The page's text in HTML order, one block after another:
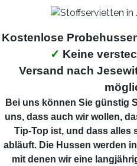
Kostenlose
✓ Keine
Versand nach
Bei uns können Sie günstig
uns, dass auch wir wollen,
Tip-Top ist, und dass
abläuft. Die Hussen werden
mit denen wir eine